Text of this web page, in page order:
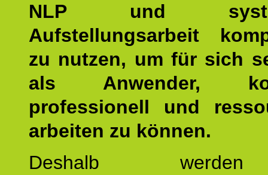
NLP und
Aufstellungsarbeit
zu nutzen, um für sich
als Anwender,
professionell und
arbeiten zu können.
Deshalb